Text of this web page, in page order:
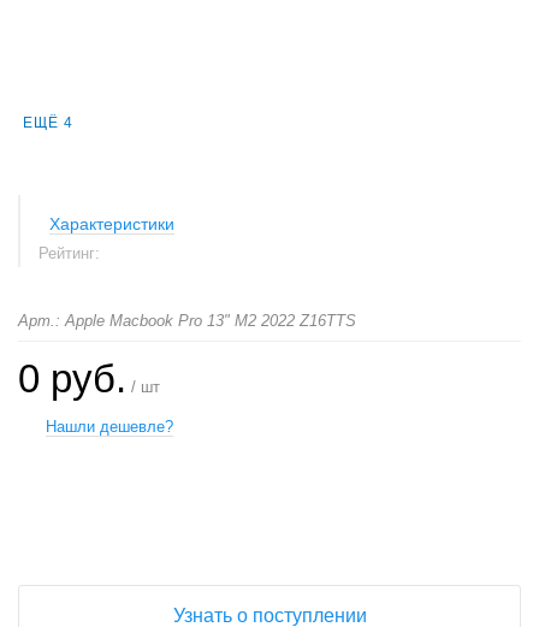
ЕЩЁ 4
Характеристики
Рейтинг:
Арт.: Apple Macbook Pro 13" M2 2022 Z16TTS
0 руб. / шт
Нашли дешевле?
Узнать о поступлении